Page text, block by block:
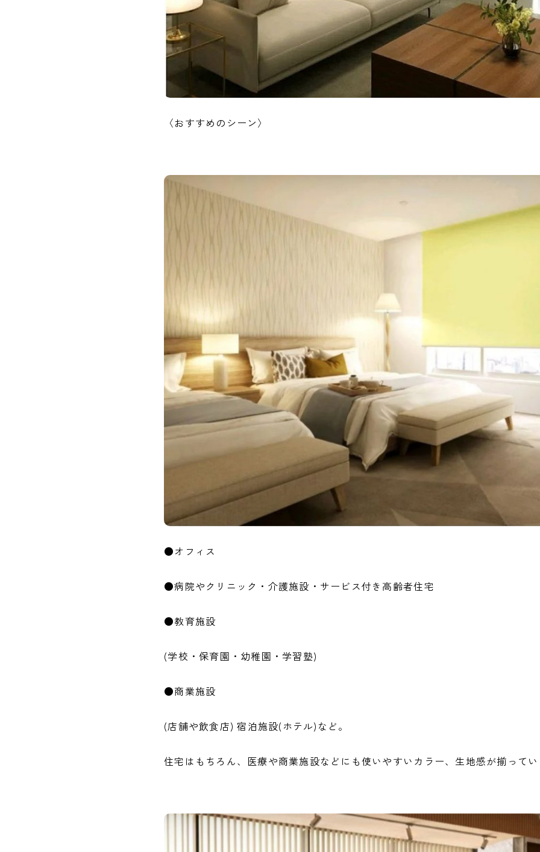
〈おすすめのシーン〉
●オフィス
●病院やクリニック・介護施設・サービス付き高齢者住宅
●教育施設
(学校・保育園・幼稚園・学習塾)
●商業施設
(店舗や飲食店) 宿泊施設(ホテル)など。
住宅はもちろん、医療や商業施設などにも使いやすいカラー、生地感が揃って